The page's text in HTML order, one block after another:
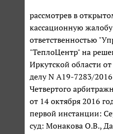
рассмотрев в
кассационную
ответственностью
"ТеплоЦентр" на
Иркутской области
делу N А19-7283/
Четвертого
от 14 октября 2016
первой инстанции:
суд: Монакова О.В.,